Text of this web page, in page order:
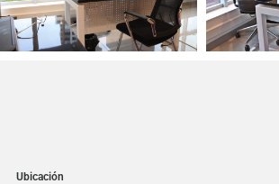
Ubicación